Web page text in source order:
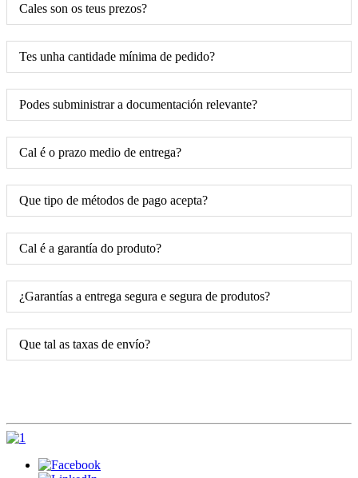
Cales son os teus prezos?
Tes unha cantidade mínima de pedido?
Podes subministrar a documentación relevante?
Cal é o prazo medio de entrega?
Que tipo de métodos de pago acepta?
Cal é a garantía do produto?
¿Garantías a entrega segura e segura de produtos?
Que tal as taxas de envío?